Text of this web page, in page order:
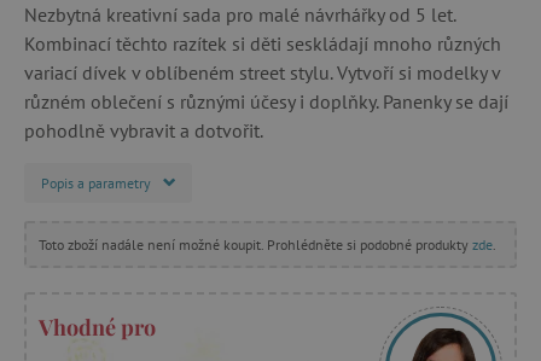
Nezbytná kreativní sada pro malé návrhářky od 5 let.
Kombinací těchto razítek si děti seskládají mnoho různých
variací dívek v oblíbeném street stylu. Vytvoří si modelky v
různém oblečení s různými účesy i doplňky. Panenky se dají
pohodlně vybravit a dotvořit.
Popis a parametry
Toto zboží nadále není možné koupit. Prohlédněte si podobné produkty zde
Vhodné pro